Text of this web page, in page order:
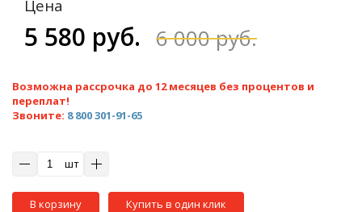
Цена
5 580 руб. 6 000 руб.
Возможна рассрочка до 12 месяцев без процентов и
переплат!
Звоните: 8 800 301-91-65
шт
В корзину Купить в один клик